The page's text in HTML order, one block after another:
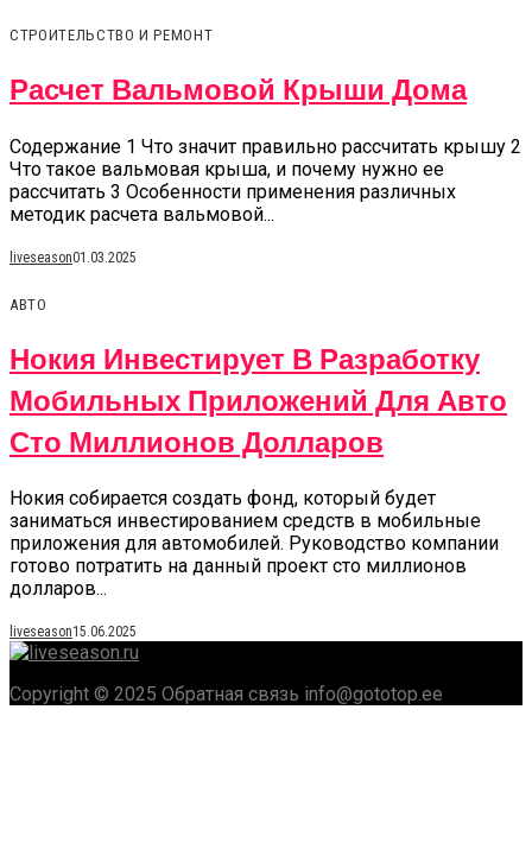
СТРОИТЕЛЬСТВО И РЕМОНТ
Расчет Вальмовой Крыши Дома
Содержание 1 Что значит правильно рассчитать крышу 2
Что такое вальмовая крыша, и почему нужно ее
рассчитать 3 Особенности применения различных
методик расчета вальмовой...
liveseason01.03.2025
АВТО
Нокия Инвестирует В Разработку
Мобильных Приложений Для Авто
Сто Миллионов Долларов
Нокия собирается создать фонд, который будет
заниматься инвестированием средств в мобильные
приложения для автомобилей. Руководство компании
готово потратить на данный проект сто миллионов
долларов...
liveseason15.06.2025
Copyright © 2025 Обратная связь info@gototop.ee